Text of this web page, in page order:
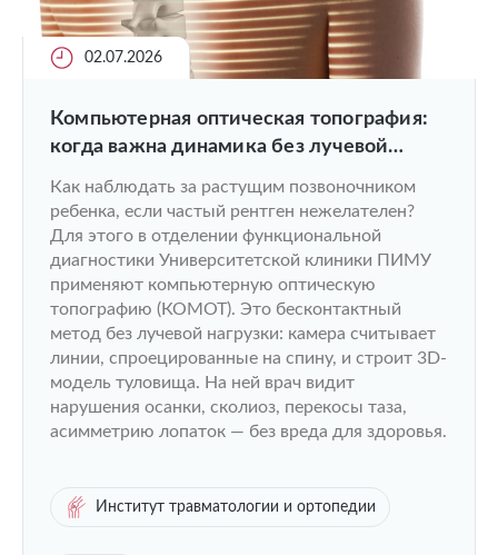
02.07.2026
Компьютерная оптическая топография:
когда важна динамика без лучевой
нагрузки
Как наблюдать за растущим позвоночником
ребенка, если частый рентген нежелателен?
Для этого в отделении функциональной
диагностики Университетской клиники ПИМУ
применяют компьютерную оптическую
топографию (КОМОТ). Это бесконтактный
метод без лучевой нагрузки: камера считывает
линии, спроецированные на спину, и строит 3D-
модель туловища. На ней врач видит
нарушения осанки, сколиоз, перекосы таза,
асимметрию лопаток — без вреда для здоровья.
Институт травматологии и ортопедии